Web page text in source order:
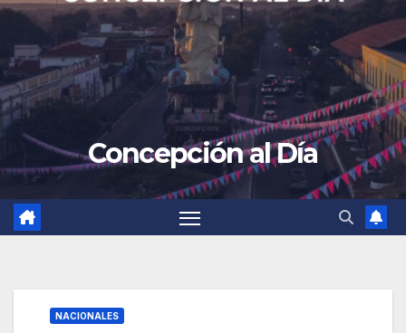
Concepción al Día
NACIONALES